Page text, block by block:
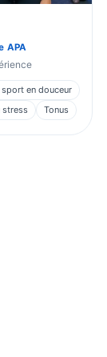
APA
sport en douceur
stress
Tonus